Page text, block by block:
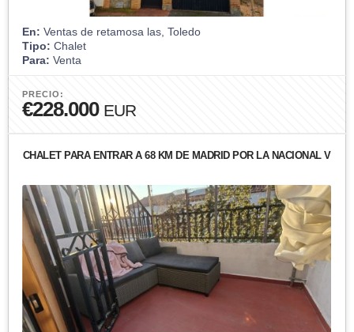
En: Ventas de retamosa las, Toledo
Tipo: Chalet
Para: Venta
PRECIO:
€228.000 EUR
CHALET PARA ENTRAR A 68 KM DE MADRID POR LA NACIONAL V